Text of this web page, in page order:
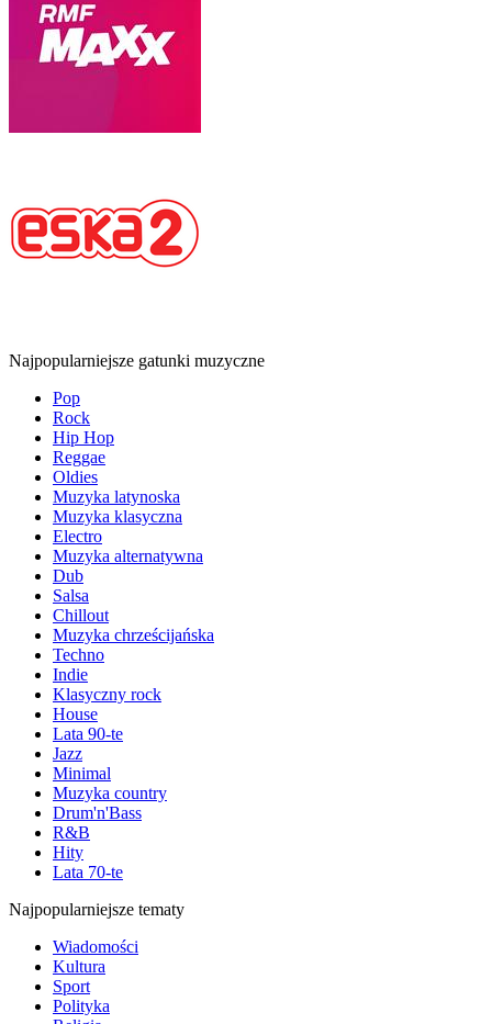
Najpopularniejsze gatunki muzyczne
Pop
Rock
Hip Hop
Reggae
Oldies
Muzyka latynoska
Muzyka klasyczna
Electro
Muzyka alternatywna
Dub
Salsa
Chillout
Muzyka chrześcijańska
Techno
Indie
Klasyczny rock
House
Lata 90-te
Jazz
Minimal
Muzyka country
Drum'n'Bass
R&B
Hity
Lata 70-te
Najpopularniejsze tematy
Wiadomości
Kultura
Sport
Polityka